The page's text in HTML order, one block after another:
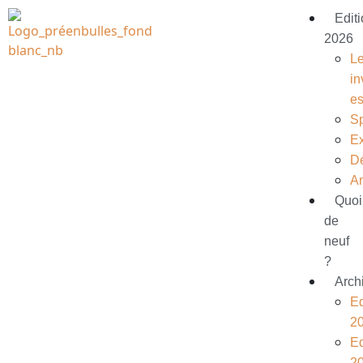
2026
Quoi
de
neuf
?